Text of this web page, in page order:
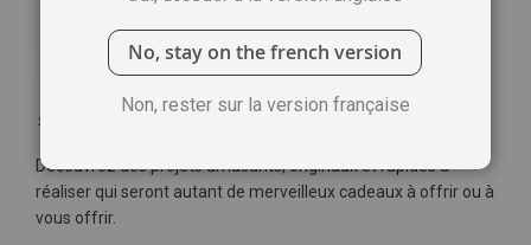
Soyez le premier à commenter ce produit
Découvrez des projets amusants, originaux et rapides à
réaliser qui seront autant de merveilleux cadeaux à offrir ou à
vous offrir.
No, stay on the french version
Non, rester sur la version française